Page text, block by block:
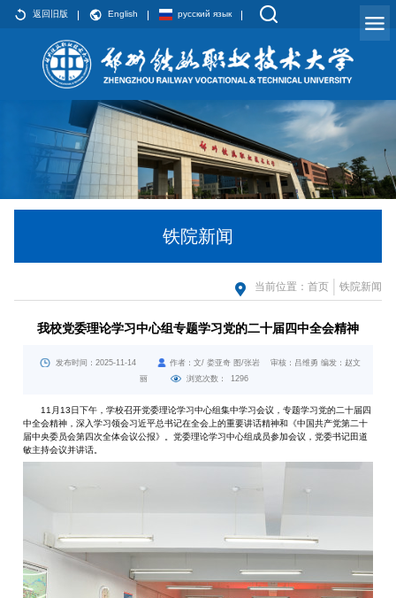
返回旧版 English русский язык
铁院新闻
当前位置： 首页 铁院新闻
我校党委理论学习中心组专题学习党的二十届四中全会精神
发布时间：2025-11-14
作者：文/ 娄亚奇 图/张岩 审核：吕维勇 编发：赵文
丽
浏览次数： 1296
11月13日下午，学校召开党委理论学习中心组集中学习会议，专题学习党的二十届四
中全会精神，深入学习领会习近平总书记在全会上的重要讲话精神和《中国共产党第二十
届中央委员会第四次全体会议公报》。党委理论学习中心组成员参加会议，党委书记田道
敏主持会议并讲话。